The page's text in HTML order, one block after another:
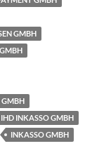
GMBH
GMBH
IHD INKASSO GMBH
INKASSO GMBH